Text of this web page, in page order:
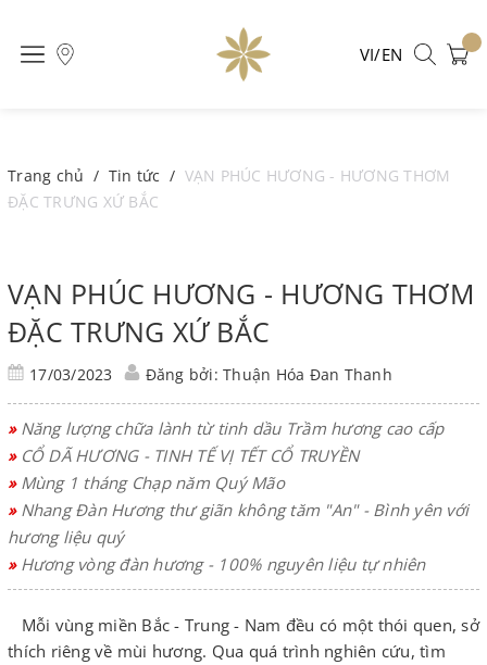
VI/EN
Trang chủ / Tin tức / VẠN PHÚC HƯƠNG - HƯƠNG THƠM
ĐẶC TRƯNG XỨ BẮC
VẠN PHÚC HƯƠNG - HƯƠNG THƠM
ĐẶC TRƯNG XỨ BẮC
17/03/2023 Đăng bởi: Thuận Hóa Đan Thanh
»Năng lượng chữa lành từ tinh dầu Trầm hương cao cấp
»CỔ DÃ HƯƠNG - TINH TẾ VỊ TẾT CỔ TRUYỀN
»Mùng 1 tháng Chạp năm Quý Mão
»Nhang Đàn Hương thư giãn không tăm "An" - Bình yên với
hương liệu quý
»Hương vòng đàn hương - 100% nguyên liệu tự nhiên
Mỗi vùng miền Bắc - Trung - Nam đều có một thói quen, sở
thích riêng về mùi hương. Qua quá trình nghiên cứu, tìm